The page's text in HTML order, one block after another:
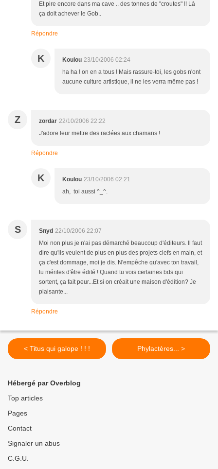
Et pire encore dans ma cave .. des tonnes de "croutes" !! Là
ça doit achever le Gob..
Répondre
K Koulou 23/10/2006 02:24
ha ha ! on en a tous ! Mais rassure-toi, les gobs n'ont
aucune culture artistique, il ne les verra même pas !
Z zordar 22/10/2006 22:22
J'adore leur mettre des raclées aux chamans !
Répondre
K Koulou 23/10/2006 02:21
ah, toi aussi ^_^.
S Snyd 22/10/2006 22:07
Moi non plus je n'ai pas démarché beaucoup d'éditeurs. Il faut
dire qu'ils veulent de plus en plus des projets clefs en main, et
ça c'est dommage, moi je dis. N'empêche qu'avec ton travail,
tu mérites d'être édité ! Quand tu vois certaines bds qui
sortent, ça fait peur...Et si on créait une maison d'édition? Je
plaisante...
Répondre
< Titus qui galope ! ! ! Phylactères... >
Hébergé par Overblog
Top articles
Pages
Contact
Signaler un abus
C.G.U.